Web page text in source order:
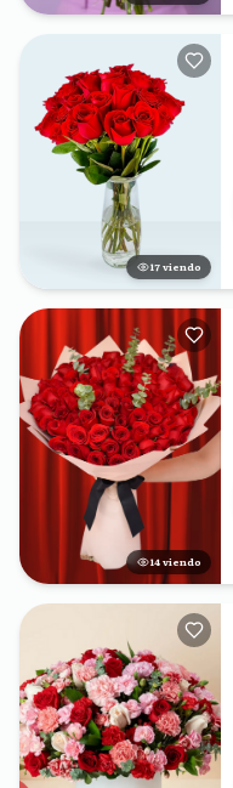
17 viendo
15 viendo